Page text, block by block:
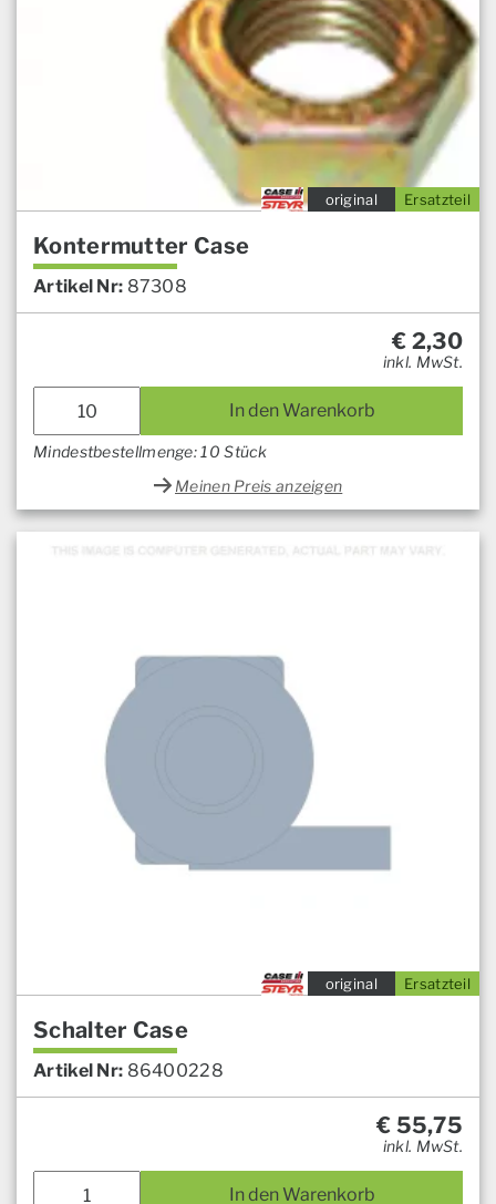
Ersatzteil
original
Kontermutter Case
Artikel Nr: 87308
€ 2,30
inkl. MwSt.
In den Warenkorb
Mindestbestellmenge: 10 Stück
Meinen Preis anzeigen
Ersatzteil
original
Schalter Case
Artikel Nr: 86400228
€ 55,75
inkl. MwSt.
In den Warenkorb